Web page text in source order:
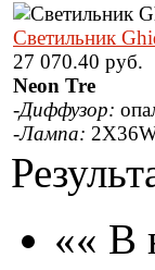
Светильник
27 070.40 руб.
Neon Tre
-Диффузор:
-Лампа:
«« В